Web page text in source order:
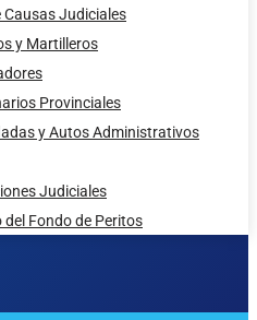
Causas Judiciales
y Martilleros
Provinciales
y Autos Administrativos
Judiciales
Fondo de Peritos